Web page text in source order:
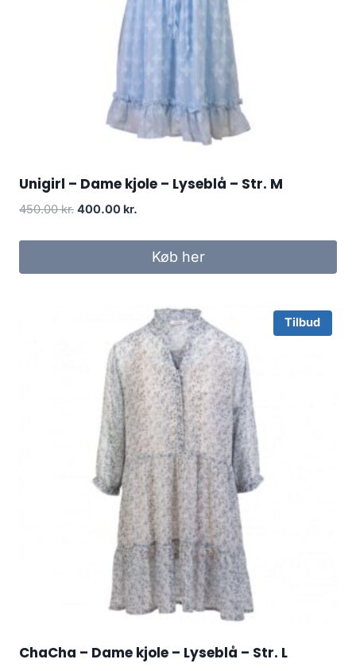
Unigirl – Dame kjole – Lyseblå – Str. M
450.00kr. Original
was:
400.00 kr.
is:
400.00 kr..
Køb her
Tilbud
ChaCha – Dame kjole – Lyseblå – Str. L